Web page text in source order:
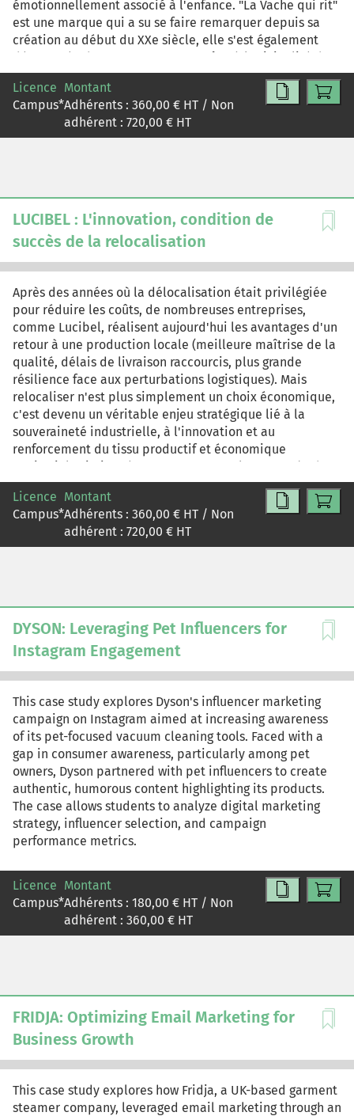
émotionnellement associé à l'enfance. "La Vache qui rit"
est une marque qui a su se faire remarquer depuis sa
création au début du XXe siècle, elle s'est également
démarquée des autres marques grâce à l'originalité de
sa stratégie de positionnement. Le cas détaille la
trajectoire de développement de l'entreprise Bel et met
l'accent sur les particularités de l'art graphique comme
stratégie privilégiée pour promouvoir le produit "La
Licence
Campus*
Montant
Adhérents : 360,00 € HT / Non
adhérent : 720,00 € HT
LUCIBEL : L'innovation, condition de
succès de la relocalisation
Après des années où la délocalisation était privilégiée
pour réduire les coûts, de nombreuses entreprises,
comme Lucibel, réalisent aujourd'hui les avantages d'un
retour à une production locale (meilleure maîtrise de la
qualité, délais de livraison raccourcis, plus grande
résilience face aux perturbations logistiques). Mais
relocaliser n'est plus simplement un choix économique,
c'est devenu un véritable enjeu stratégique lié à la
souveraineté industrielle, à l'innovation et au
renforcement du tissu productif et économique
territorial. Missionné en tant que consultant auprès de
Lucibel, vous êtes chargé d'aider l'entreprise à sécuriser
son implantation en France. Votre mission consistera
d'abord à réaliser un diagnostic complet de la situation
puis à proposer des recommandations concrètes et à
Licence
Campus*
Montant
Adhérents : 360,00 € HT / Non
adhérent : 720,00 € HT
DYSON: Leveraging Pet Influencers for
Instagram Engagement
This case study explores Dyson's influencer marketing
campaign on Instagram aimed at increasing awareness
of its pet-focused vacuum cleaning tools. Faced with a
gap in consumer awareness, particularly among pet
owners, Dyson partnered with pet influencers to create
authentic, humorous content highlighting its products.
The case allows students to analyze digital marketing
strategy, influencer selection, and campaign
performance metrics.
Licence
Campus*
Montant
Adhérents : 180,00 € HT / Non
adhérent : 360,00 € HT
FRIDJA: Optimizing Email Marketing for
Business Growth
This case study explores how Fridja, a UK-based garment
steamer company, leveraged email marketing through an